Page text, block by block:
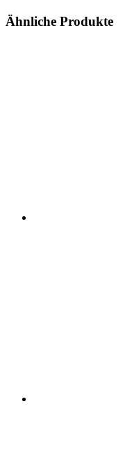
Ähnliche Produkte